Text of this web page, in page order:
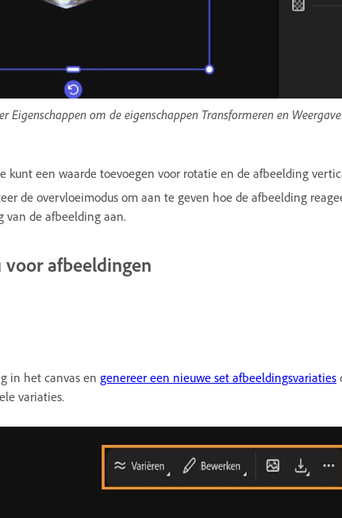
Eigenschappen om de eigenschappen Transformeren en
kunt een waarde toevoegen voor rotatie en de afbeelding
de overvloeimodus om aan te geven hoe de afbeelding
van de afbeelding aan.
afbeeldingen
in het canvas en genereer een nieuwe set afbeeldingsvariaties
variaties.